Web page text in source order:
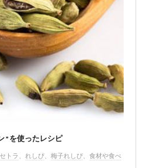
”を使ったレシピ
トラ、 れしぴ、 梅子れしぴ、 食材や食べ